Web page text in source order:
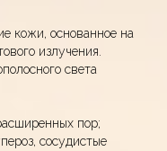
кожи, основанное на
излучения.
света
пор;
сосудистые